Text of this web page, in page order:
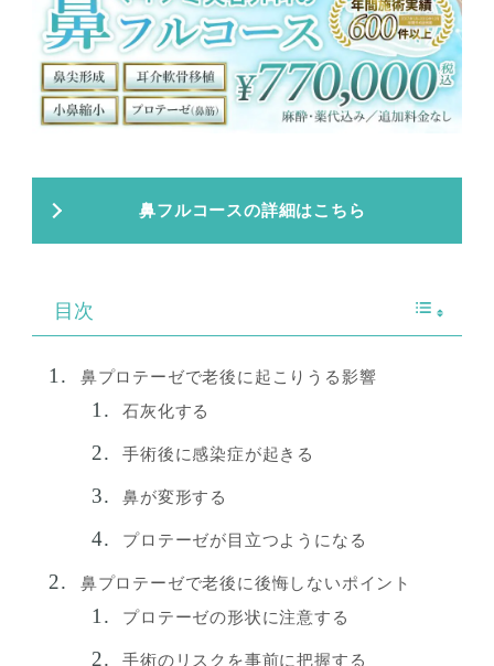
鼻フルコースの詳細はこちら
目次
鼻プロテーゼで老後に起こりうる影響
石灰化する
手術後に感染症が起きる
鼻が変形する
プロテーゼが目立つようになる
鼻プロテーゼで老後に後悔しないポイント
プロテーゼの形状に注意する
手術のリスクを事前に把握する